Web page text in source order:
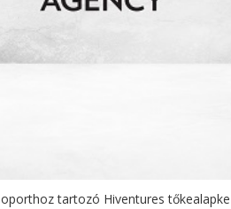
tartozó Hiventures